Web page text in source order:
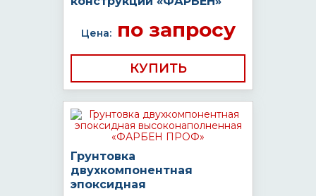
Цена:по запросу
КУПИТЬ
Грунтовка
двухкомпонентная
эпоксидная